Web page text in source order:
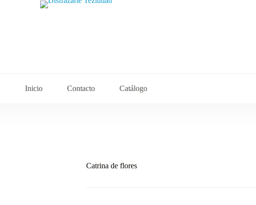
Inicio Contacto Catálogo
Catrina de flores